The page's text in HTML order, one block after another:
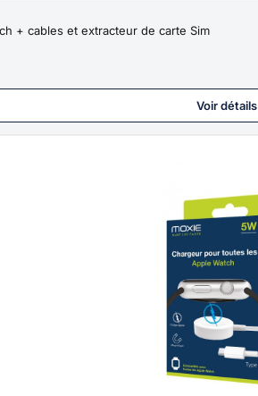
+ cables et extracteur de carte Sim
Voir détails